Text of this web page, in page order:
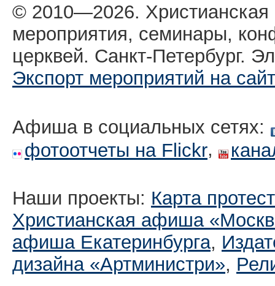
© 2010—2026.
мероприятия, семинары,
церквей. Санкт-Петербург.
Экспорт мероприятий на сайт
Афиша в социальных сетях:
фотоотчеты на Flickr,
Наши проекты: Карта
Христианская афиша
афиша Екатеринбургa,
дизайна «Артминистри»,